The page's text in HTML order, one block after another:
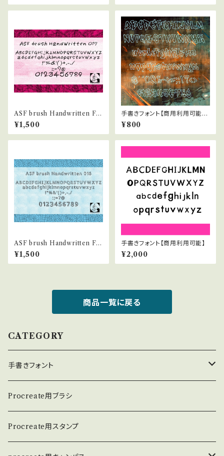
ASF brush Handwritten Fo
nt 017
¥1,500
手書きフォント【商用利用可能】0
45
¥800
ASF brush Handwritten Fo
nt 016
¥1,500
手書きフォント【商用利用可能】
¥2,000
商品一覧に戻る
CATEGORY
手書きフォント
英数学フォント
日本語フォント
Procreate用ブラシ
Procreate用スタンプ